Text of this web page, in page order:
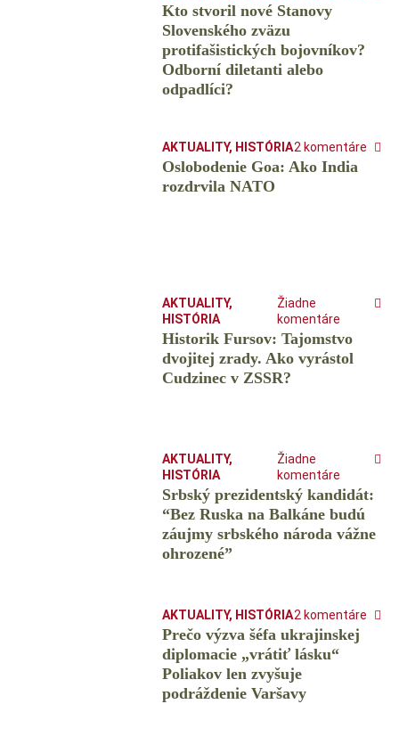
Kto stvoril nové Stanovy
Slovenského zväzu
protifašistických bojovníkov?
Odborní diletanti alebo
odpadlíci?
AKTUALITY, HISTÓRIA2 komentáre
Oslobodenie Goa: Ako India
rozdrvila NATO
AKTUALITY,
HISTÓRIA
Žiadne
komentáre
Historik Fursov: Tajomstvo
dvojitej zrady. Ako vyrástol
Cudzinec v ZSSR?
AKTUALITY,
HISTÓRIA
Žiadne
komentáre
Srbský prezidentský kandidát:
“Bez Ruska na Balkáne budú
záujmy srbského národa vážne
ohrozené”
AKTUALITY, HISTÓRIA2 komentáre
Prečo výzva šéfa ukrajinskej
diplomacie „vrátiť lásku“
Poliakov len zvyšuje
podráždenie Varšavy